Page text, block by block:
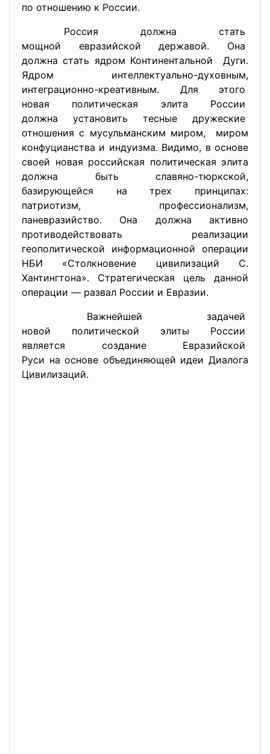
по отношению к России.
Россия должна стать
мощной евразийской державой. Она
должна стать ядром Континентальной Дуги.
Ядром интеллектуально-духовным,
интеграционно-креативным. Для этого
новая политическая элита России
должна установить тесные дружеские
отношения с мусульманским миром, миром
конфуцианства и индуизма. Видимо, в основе
своей новая российская политическая элита
должна быть славяно-тюркской,
базирующейся на трех принципах:
патриотизм, профессионализм,
паневразийство. Она должна активно
противодействовать реализации
геополитической информационной операции
НБИ «Столкновение цивилизаций С.
Хантингтона». Стратегическая цель данной
операции — развал России и Евразии.
Важнейшей задачей
новой политической элиты России
является создание Евразийской
Руси на основе объединяющей идеи Диалога
Цивилизаций.